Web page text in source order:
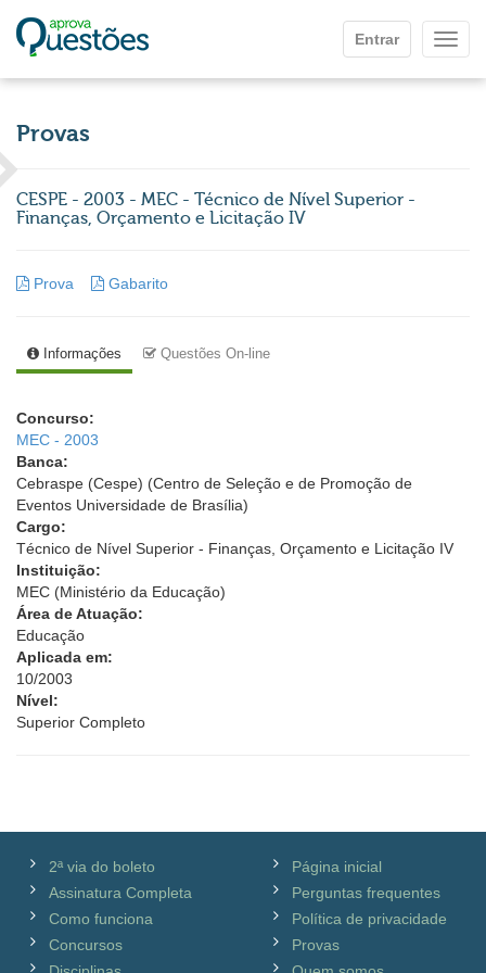
Entrar
Provas
CESPE - 2003 - MEC - Técnico de Nível Superior -
Finanças, Orçamento e Licitação IV
Prova Gabarito
Informações Questões On-line
Concurso:
MEC - 2003
Banca:
Cebraspe (Cespe) (Centro de Seleção e de Promoção de
Eventos Universidade de Brasília)
Cargo:
Técnico de Nível Superior - Finanças, Orçamento e Licitação IV
Instituição:
MEC (Ministério da Educação)
Área de Atuação:
Educação
Aplicada em:
10/2003
Nível:
Superior Completo
2ª via do boleto
Assinatura Completa
Como funciona
Concursos
Página inicial
Perguntas frequentes
Política de privacidade
Provas